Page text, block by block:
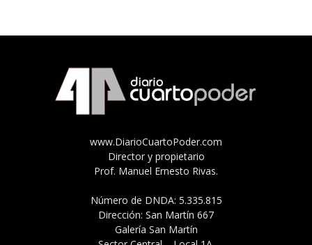
www.DiarioCuartoPoder.com
Director y propietario
Prof. Manuel Ernesto Rivas.
Número de DNDA: 5.335.815
Dirección: San Martín 667
Galería San Martín